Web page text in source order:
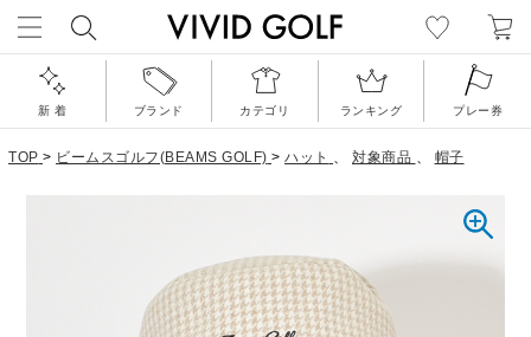
新 着 ブランド カテゴリ ランキング プレー券
TOP > ビームスゴルフ(BEAMS GOLF) > ハット 、 対象商品 、 帽子